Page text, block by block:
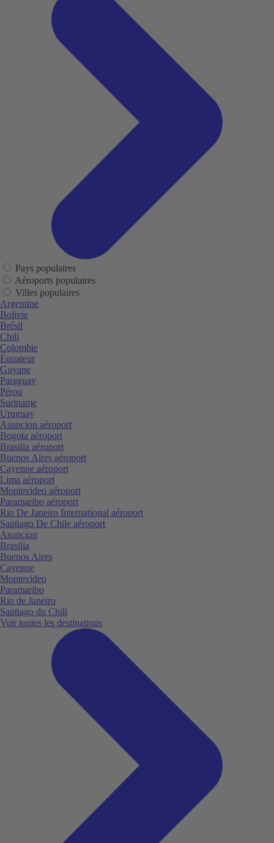
Pays populaires
Aéroports populaires
Villes populaires
Argentine
Bolivie
Brésil
Chili
Colombie
Équateur
Guyane
Paraguay
Pérou
Suriname
Uruguay
Asuncion aéroport
Bogota aéroport
Brasilia aéroport
Buenos Aires aéroport
Cayenne aéroport
Lima aéroport
Montevideo aéroport
Paramaribo aéroport
Rio De Janeiro International aéroport
Santiago De Chile aéroport
Asuncion
Brasilia
Buenos Aires
Cayenne
Montevideo
Paramaribo
Rio de Janeiro
Santiago du Chili
Voir toutes les destinations